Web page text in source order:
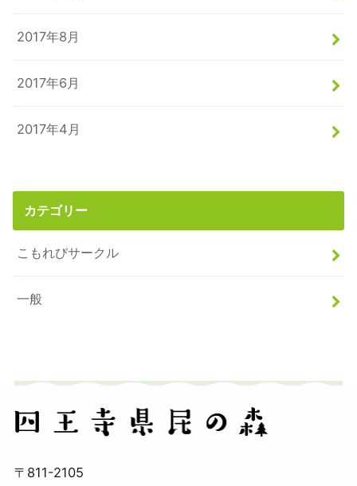
2017年8月
2017年6月
2017年4月
カテゴリー
こもれびサークル
一般
〒811-2105